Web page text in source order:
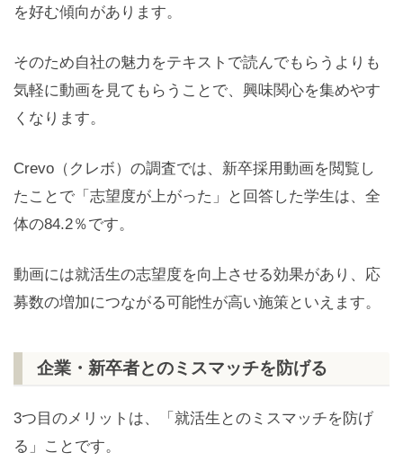
を好む傾向があります。
そのため自社の魅力をテキストで読んでもらうよりも
気軽に動画を見てもらうことで、興味関心を集めやす
くなります。
Crevo（クレボ）の調査では、新卒採用動画を閲覧し
たことで「志望度が上がった」と回答した学生は、全
体の84.2％です。
動画には就活生の志望度を向上させる効果があり、応
募数の増加につながる可能性が高い施策といえます。
企業・新卒者とのミスマッチを防げる
3つ目のメリットは、「就活生とのミスマッチを防げ
る」ことです。